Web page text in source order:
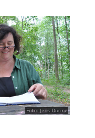
Foto: Jens Düring